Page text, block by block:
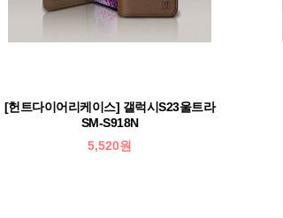
[헌트다이어리케이스] 갤럭시S23울트라
SM-S918N
5,520원